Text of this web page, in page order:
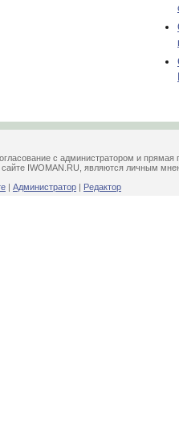
с администратором и прямая
IWOMAN.RU, являются личным
| Администратор | Редактор